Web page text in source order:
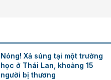
Nóng! Xả súng tại một trường
học ở Thái Lan, khoảng 15
người bị thương